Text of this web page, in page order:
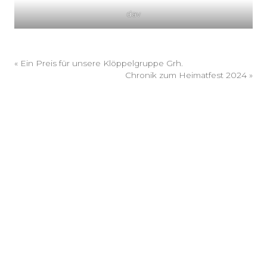
dav
« Ein Preis für unsere Klöppelgruppe Grh.
Chronik zum Heimatfest 2024 »